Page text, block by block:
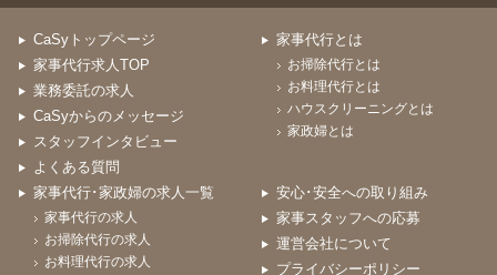
CaSyトップページ
家事代行求人TOP
業務委託の求人
CaSyからのメッセージ
スタッフインタビュー
よくある質問
家事代行とは
お掃除代行とは
お料理代行とは
ハウスクリーニングとは
家政婦とは
家事代行･家政婦の求人一覧
家事代行の求人
お掃除代行の求人
お料理代行の求人
安心･安全への取り組み
家事スタッフへの応募
運営会社について
プライバシーポリシー